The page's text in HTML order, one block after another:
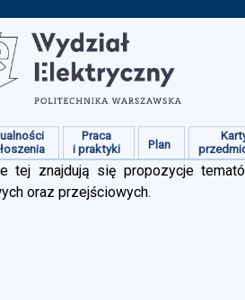
Praca
i praktyki
Plan
tej znajdują się propozycje
oraz przejściowych.